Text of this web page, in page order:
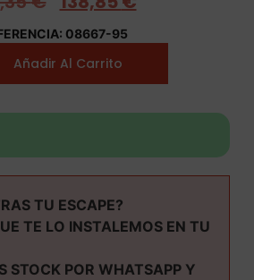
08667-95
Añadir Al Carrito
TU ESCAPE?
TE LO INSTALEMOS EN TU
STOCK POR WHATSAPP Y